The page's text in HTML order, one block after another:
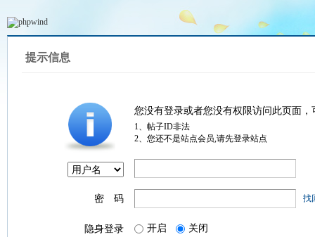
提示信息
您没有登录或者您没有权限访问此页面
1、帖子ID非法
2、您还不是站点会员,请先登录站点
密 码 找
隐身登录 开启 关闭